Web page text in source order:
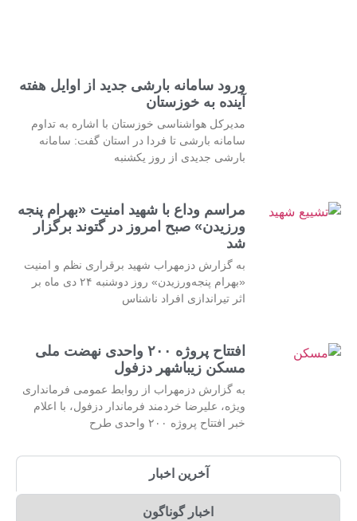
ورود سامانه بارشی جدید از اوایل هفته
آینده به خوزستان
مدیرکل هواشناسی خوزستان با اشاره به تداوم
سامانه بارشی تا فردا در استان گفت: سامانه
بارشی جدیدی از روز یکشنبه
مراسم وداع با شهید امنیت «بهرام پنجه
ورزیدن» صبح امروز در گتوند برگزار
شد
به گزارش دزمهراب شهید برقراری نظم و امنیت
«بهرام پنجه‌ورزیدن» روز دوشنبه ۲۴ دی ماه بر
اثر تیراندازی افراد ناشناس
افتتاح پروژه ۲۰۰ واحدی نهضت ملی
مسکن زیباشهر دزفول
به گزارش دزمهراب از روابط عمومی فرمانداری
ویژه، علیرضا خردمند فرماندار دزفول، با اعلام
خبر افتتاح پروژه ۲۰۰ واحدی طرح
آخرین اخبار
اخبار گوناگون